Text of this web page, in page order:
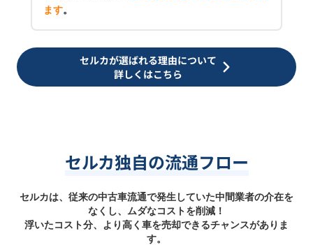
ます。
セルカが選ばれる理由について
詳しくはこちら
セルカ独自の流通フロー
セルカは、従来の中古車流通で発生していた中間業者の介在を
なくし、ムダなコストを削減！
浮いたコスト分、より高く車を売却できるチャンスがありま
す。